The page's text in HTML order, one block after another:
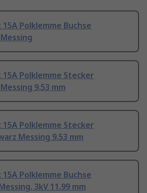
Polklemme Buchse
Polklemme Stecker
9.53 mm
Polklemme Stecker
Messing 9.53 mm
Polklemme Buchse
3kV 11.99 mm